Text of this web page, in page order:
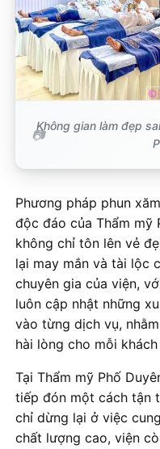
Không gian làm đẹp
Phương pháp phun
độc đáo của Thẩm mỹ
không chỉ tôn lên vẻ
lại may mắn và tài lộc
chuyên gia của viện,
luôn cập nhật những
vào từng dịch vụ,
hài lòng cho mỗi khách
Tại Thẩm mỹ Phố
tiếp đón một cách tận
chỉ dừng lại ở việc
chất lượng cao, viện